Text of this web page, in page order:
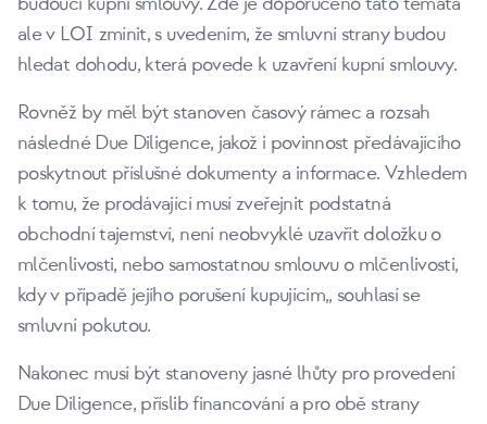
budoucí kupní smlouvy. Zde je doporučeno tato témata
ale v LOI zmínit, s uvedením, že smluvní strany budou
hledat dohodu, která povede k uzavření kupní smlouvy.
Rovněž by měl být stanoven časový rámec a rozsah
následné Due Diligence, jakož i povinnost předávajícího
poskytnout příslušné dokumenty a informace. Vzhledem
k tomu, že prodávající musí zveřejnit podstatná
obchodní tajemství, není neobvyklé uzavřít doložku o
mlčenlivosti, nebo samostatnou smlouvu o mlčenlivosti,
kdy v případě jejího porušení kupujícím,, souhlasí se
smluvní pokutou.
Nakonec musí být stanoveny jasné lhůty pro provedení
Due Diligence, příslib financování a pro obě strany